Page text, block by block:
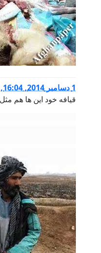
,توسطحقبین
این ها هم مثل سک است